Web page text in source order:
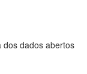
dos dados abertos